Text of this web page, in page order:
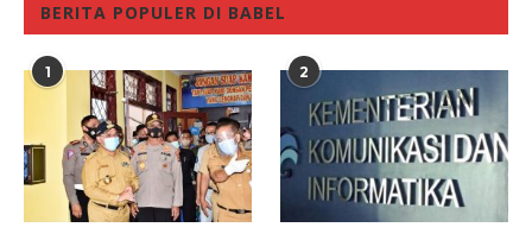
BERITA POPULER DI BABEL
1 2